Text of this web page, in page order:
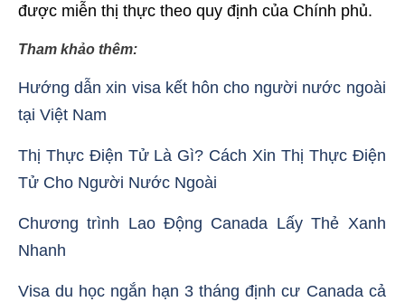
được miễn thị thực theo quy định của Chính phủ.
Tham khảo thêm:
Hướng dẫn xin visa kết hôn cho người nước ngoài
tại Việt Nam
Thị Thực Điện Tử Là Gì? Cách Xin Thị Thực Điện
Tử Cho Người Nước Ngoài
Chương trình Lao Động Canada Lấy Thẻ Xanh
Nhanh
Visa du học ngắn hạn 3 tháng định cư Canada cả